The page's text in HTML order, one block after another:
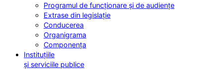
Programul de funcționare și de audiențe
Extrase din legislație
Conducerea
Organigrama
Componența
Instituțiile
și serviciile publice